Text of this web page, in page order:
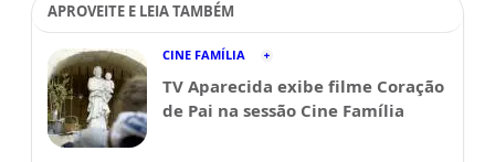
APROVEITE E LEIA TAMBÉM
CINE FAMÍLIA
TV Aparecida exibe filme Coração
de Pai na sessão Cine Família